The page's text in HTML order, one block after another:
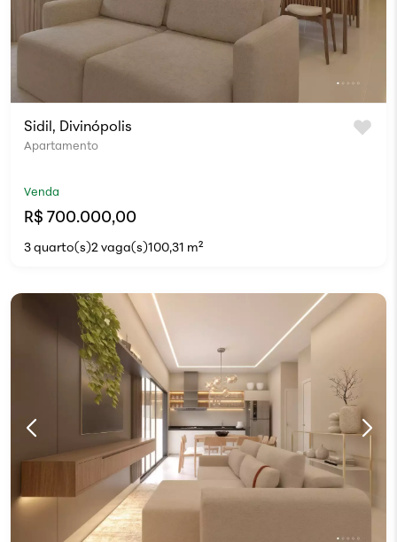
Sidil, Divinópolis
Apartamento
Venda
R$ 700.000,00
3 quarto(s)2 vaga(s)100,31 m²